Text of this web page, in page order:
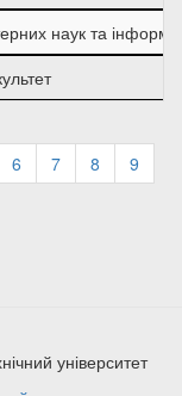
наук та
Page
6 Page
7 Page
8 Page
9
університет